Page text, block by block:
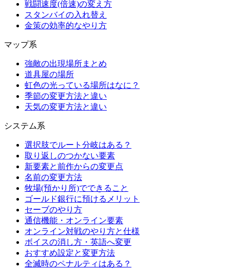
戦闘速度(倍速)の変え方
スタンバイの入れ替え
金策の効率的なやり方
マップ系
強敵の出現場所まとめ
道具屋の場所
虹色の光っている場所はなに？
季節の変更方法と違い
天気の変更方法と違い
システム系
選択肢でルート分岐はある？
取り返しのつかない要素
新要素と前作からの変更点
名前の変更方法
牧場(預かり所)でできること
ゴールド銀行に預けるメリット
セーブのやり方
通信機能・オンライン要素
オンライン対戦のやり方と仕様
ボイスの消し方・英語へ変更
おすすめ設定と変更方法
全滅時のペナルティはある？